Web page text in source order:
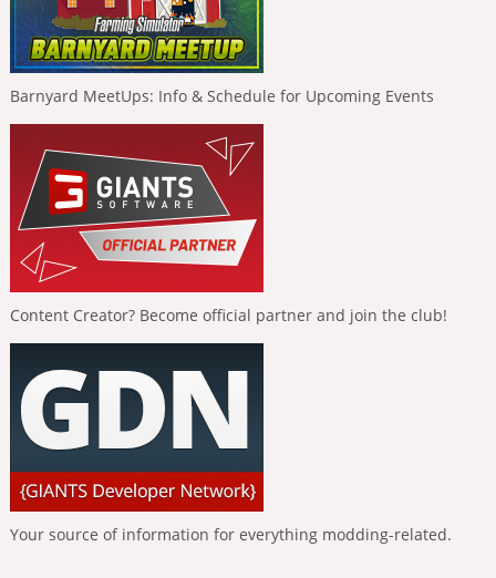
Barnyard MeetUps: Info & Schedule for Upcoming Events
Content Creator? Become official partner and join the club!
Your source of information for everything modding-related.